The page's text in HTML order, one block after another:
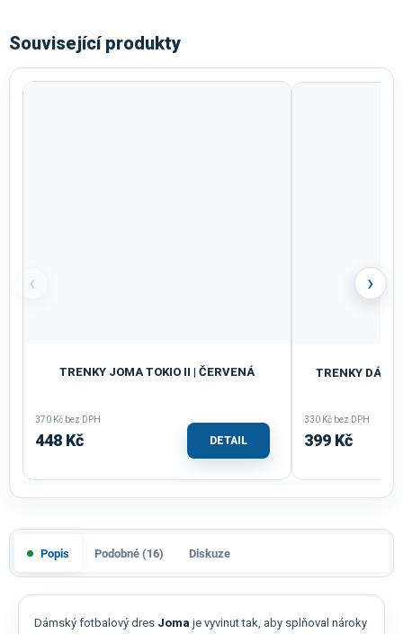
Související produkty
‹
TRENKY JOMA TOKIO II | ČERVENÁ
370 Kč bez DPH
448 Kč DETAIL
TRENKY
330 Kč bez DPH
399 Kč
›
Popis Podobné (16) Diskuze
Dámský fotbalový dres Joma je vyvinut tak, aby splňoval nároky